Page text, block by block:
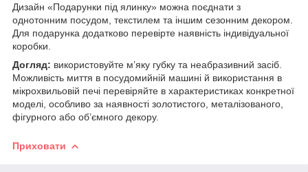
Дизайн «Подарунки під ялинку» можна поєднати з
однотонним посудом, текстилем та іншим сезонним декором.
Для подарунка додатково перевірте наявність індивідуальної
коробки.
Догляд: використовуйте м’яку губку та неабразивний засіб.
Можливість миття в посудомийній машині й використання в
мікрохвильовій печі перевіряйте в характеристиках конкретної
моделі, особливо за наявності золотистого, металізованого,
фігурного або об’ємного декору.
Приховати